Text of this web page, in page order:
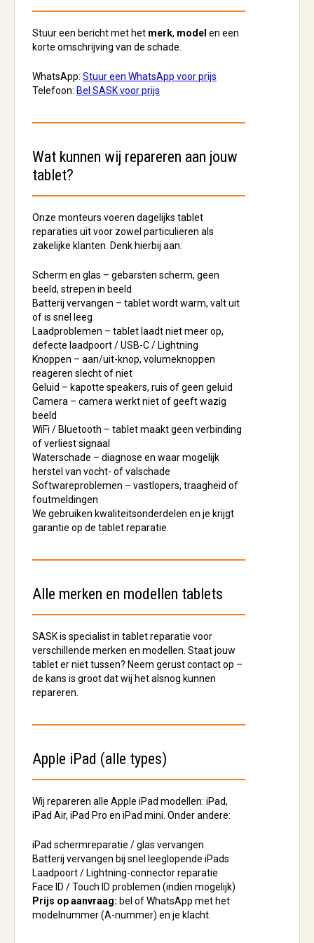
Stuur een bericht met het merk, model en een
korte omschrijving van de schade.
WhatsApp: Stuur een WhatsApp voor prijs
Telefoon: Bel SASK voor prijs
Wat kunnen wij repareren aan jouw
tablet?
Onze monteurs voeren dagelijks tablet
reparaties uit voor zowel particulieren als
zakelijke klanten. Denk hierbij aan:
Scherm en glas – gebarsten scherm, geen
beeld, strepen in beeld
Batterij vervangen – tablet wordt warm, valt uit
of is snel leeg
Laadproblemen – tablet laadt niet meer op,
defecte laadpoort / USB-C / Lightning
Knoppen – aan/uit-knop, volumeknoppen
reageren slecht of niet
Geluid – kapotte speakers, ruis of geen geluid
Camera – camera werkt niet of geeft wazig
beeld
WiFi / Bluetooth – tablet maakt geen verbinding
of verliest signaal
Waterschade – diagnose en waar mogelijk
herstel van vocht- of valschade
Softwareproblemen – vastlopers, traagheid of
foutmeldingen
We gebruiken kwaliteitsonderdelen en je krijgt
garantie op de tablet reparatie.
Alle merken en modellen tablets
SASK is specialist in tablet reparatie voor
verschillende merken en modellen. Staat jouw
tablet er niet tussen? Neem gerust contact op –
de kans is groot dat wij het alsnog kunnen
repareren.
Apple iPad (alle types)
Wij repareren alle Apple iPad modellen: iPad,
iPad Air, iPad Pro en iPad mini. Onder andere:
iPad schermreparatie / glas vervangen
Batterij vervangen bij snel leeglopende iPads
Laadpoort / Lightning-connector reparatie
Face ID / Touch ID problemen (indien mogelijk)
Prijs op aanvraag: bel of WhatsApp met het
modelnummer (A-nummer) en je klacht.